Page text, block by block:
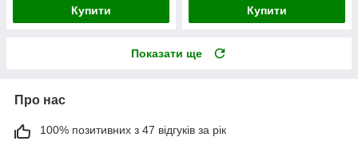
Купити Купити
Показати ще
Про нас
100% позитивних з 47 відгуків за рік